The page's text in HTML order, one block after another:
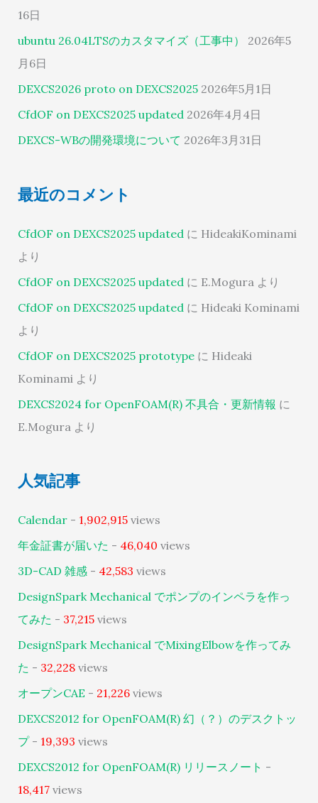
16日
ubuntu 26.04LTSのカスタマイズ（工事中）
2026年5
月6日
DEXCS2026 proto on DEXCS2025 2026年5月1日
CfdOF on DEXCS2025 updated 2026年4月4日
DEXCS-WBの開発環境について 2026年3月31日
最近のコメント
CfdOF on DEXCS2025 updated に HideakiKominami
より
CfdOF on DEXCS2025 updated に E.Mogura より
CfdOF on DEXCS2025 updated に Hideaki Kominami
より
CfdOF on DEXCS2025 prototypeに Hideaki
Kominami より
DEXCS2024 for OpenFOAM(R) 不具合・更新情報 に
E.Mogura より
人気記事
Calendar- 1,902,915views
年金証書が届いた - 46,040 views
3D-CAD 雑感- 42,583 views
DesignSpark Mechanical でポンプのインペラを作っ
てみた - 37,215views
DesignSpark Mechanical でMixingElbowを作ってみ
た - 32,228views
オープンCAE - 21,226views
DEXCS2012 for OpenFOAM(R) 幻（？）のデスクトッ
プ- 19,393 views
DEXCS2012 for OpenFOAM(R) リリースノート -
18,417views